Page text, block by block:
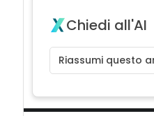
Chiedi all'AI
Riassumi questo